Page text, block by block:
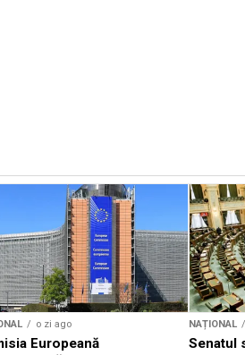
o zi ago
Europeană
NAȚIONAL
Senatul